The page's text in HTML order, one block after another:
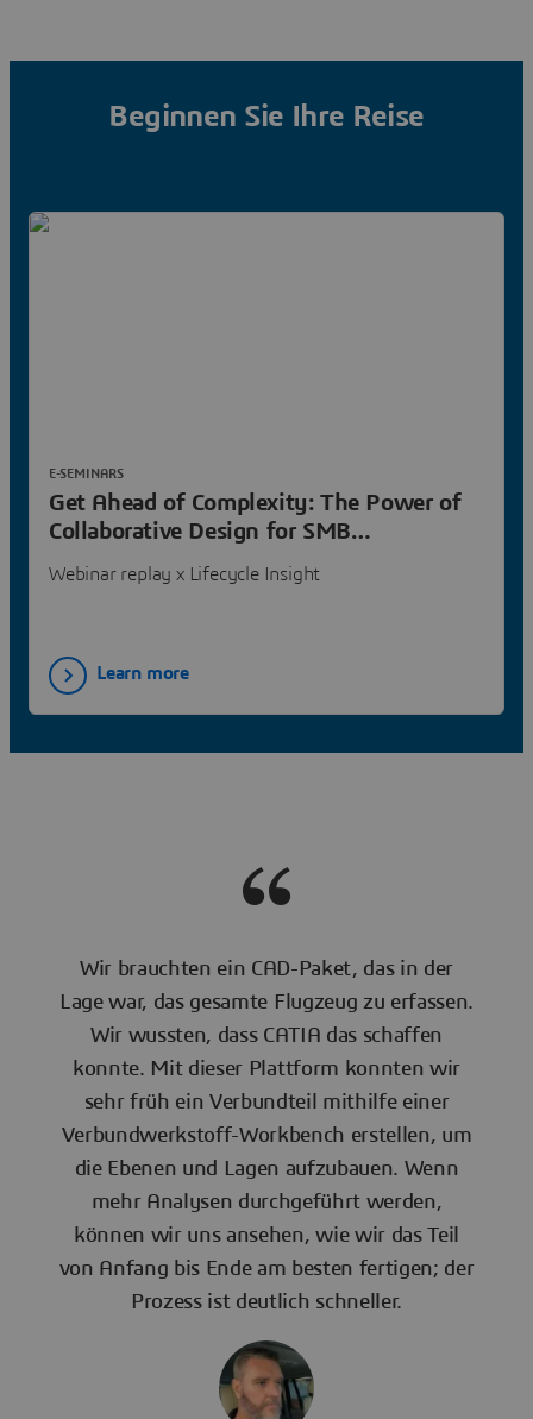
Beginnen Sie Ihre Reise
Get Ahead of Complexity: The Power of
Collaborative Design for SMB
Webinar replay x Lifecycle Insight
E-SEMINARS
Learn more
Wir brauchten ein CAD-Paket, das in der
Lage war, das gesamte Flugzeug zu erfassen.
Wir wussten, dass CATIA das schaffen
konnte. Mit dieser Plattform konnten wir
sehr früh ein Verbundteil mithilfe einer
Verbundwerkstoff-Workbench erstellen, um
die Ebenen und Lagen aufzubauen. Wenn
mehr Analysen durchgeführt werden,
können wir uns ansehen, wie wir das Teil
von Anfang bis Ende am besten fertigen; der
Prozess ist deutlich schneller.